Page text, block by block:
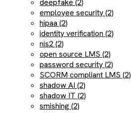
deepfake (2)
employee security (2)
hipaa (2)
identity verification (2)
nis2 (2)
open source LMS (2)
password security (2)
SCORM compliant LMS (2)
shadow AI (2)
shadow IT (2)
smishing (2)